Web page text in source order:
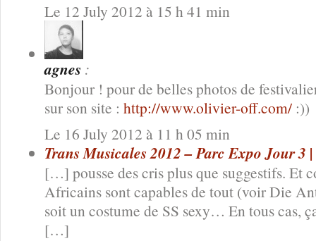
Le 12 July 2012 à 15 h 41 min
agnes :
Bonjour ! pour de belles photos de
sur son site : http://www.olivier-off.com/ :))
Le 16 July 2012 à 11 h 05 min
Trans Musicales 2012 – Parc Expo Jour 3
[…] pousse des cris plus que suggestifs. Et
Africains sont capables de tout (voir Die
soit un costume de SS sexy… En tous cas,
[…]